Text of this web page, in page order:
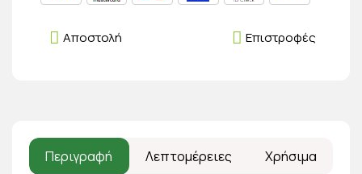
Επιστροφές
Αποστολή
Περιγραφή Λεπτομέρειες Χρήσιμα